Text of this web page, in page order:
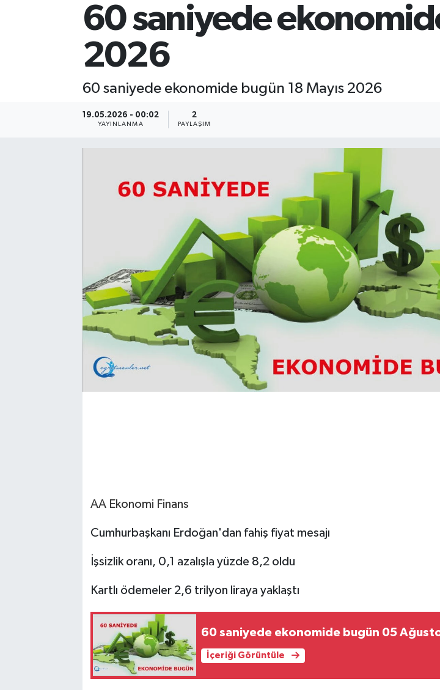
60 saniyede
2026
60 saniyede ekonomide bugün 18 Mayıs 2026
19.05.2026 - 00:02
YAYINLANMA
2
PAYLAŞIM
AA Ekonomi Finans
Cumhurbaşkanı Erdoğan'dan fahiş fiyat mesajı
İşsizlik oranı, 0,1 azalışla yüzde 8,2 oldu
Kartlı ödemeler 2,6 trilyon liraya yaklaştı
60 saniyede ekonomide bugün 05
İçeriği Görüntüle